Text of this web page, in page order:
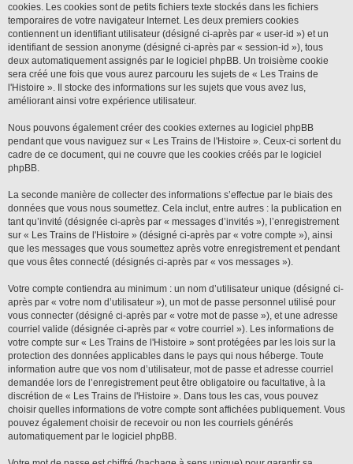
cookies. Les cookies sont de petits fichiers texte stockés dans les fichiers
temporaires de votre navigateur Internet. Les deux premiers cookies
contiennent un identifiant utilisateur (désigné ci-après par « user-id ») et un
identifiant de session anonyme (désigné ci-après par « session-id »), tous
deux automatiquement assignés par le logiciel phpBB. Un troisième cookie
sera créé une fois que vous aurez parcouru les sujets de « Les Trains de
l'Histoire ». Il stocke des informations sur les sujets que vous avez lus,
améliorant ainsi votre expérience utilisateur.
Nous pouvons également créer des cookies externes au logiciel phpBB
pendant que vous naviguez sur « Les Trains de l'Histoire ». Ceux-ci sortent du
cadre de ce document, qui ne couvre que les cookies créés par le logiciel
phpBB.
La seconde manière de collecter des informations s’effectue par le biais des
données que vous nous soumettez. Cela inclut, entre autres : la publication en
tant qu’invité (désignée ci-après par « messages d’invités »), l’enregistrement
sur « Les Trains de l'Histoire » (désigné ci-après par « votre compte »), ainsi
que les messages que vous soumettez après votre enregistrement et pendant
que vous êtes connecté (désignés ci-après par « vos messages »).
Votre compte contiendra au minimum : un nom d’utilisateur unique (désigné ci-
après par « votre nom d’utilisateur »), un mot de passe personnel utilisé pour
vous connecter (désigné ci-après par « votre mot de passe »), et une adresse
courriel valide (désignée ci-après par « votre courriel »). Les informations de
votre compte sur « Les Trains de l'Histoire » sont protégées par les lois sur la
protection des données applicables dans le pays qui nous héberge. Toute
information autre que vos nom d’utilisateur, mot de passe et adresse courriel
demandée lors de l’enregistrement peut être obligatoire ou facultative, à la
discrétion de « Les Trains de l'Histoire ». Dans tous les cas, vous pouvez
choisir quelles informations de votre compte sont affichées publiquement. Vous
pouvez également choisir de recevoir ou non les courriels générés
automatiquement par le logiciel phpBB.